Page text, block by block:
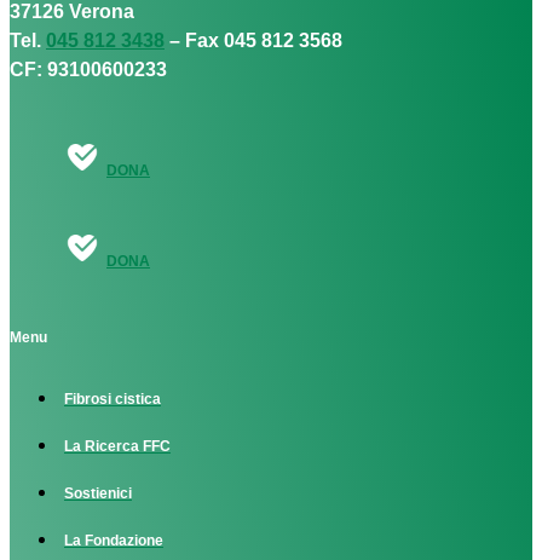
37126 Verona
Tel. 045 812 3438 – Fax 045 812 3568
CF: 93100600233
DONA
DONA
Menu
Fibrosi cistica
La Ricerca FFC
Sostienici
La Fondazione